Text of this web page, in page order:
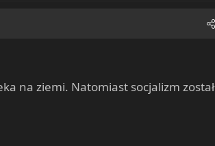
na ziemi. Natomiast socjalizm został